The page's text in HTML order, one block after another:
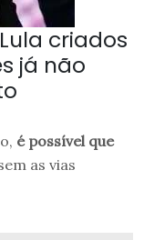
criados
já não
é possível que
as vias